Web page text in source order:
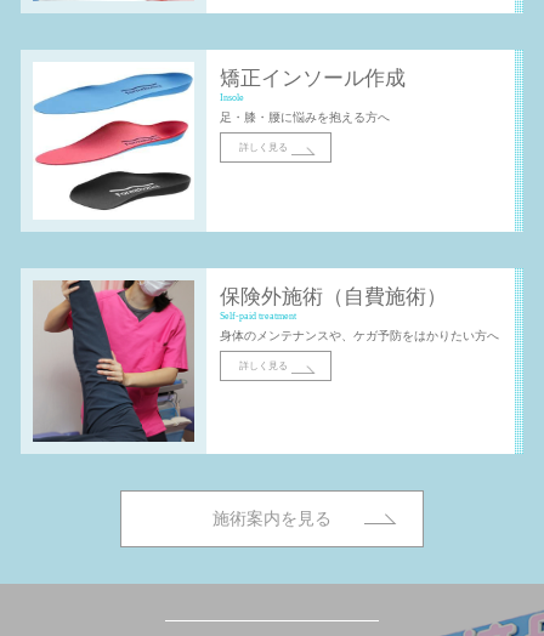
矯正インソール作成
Insole
足・膝・腰に悩みを抱える方へ
詳しく見る
保険外施術（自費施術）
Self-paid treatment
身体のメンテナンスや、ケガ予防をはかりたい方へ
詳しく見る
施術案内を見る